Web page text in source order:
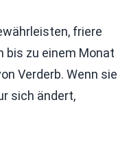
friere
bis zu einem Monat
Verderb. Wenn sie
sich ändert,